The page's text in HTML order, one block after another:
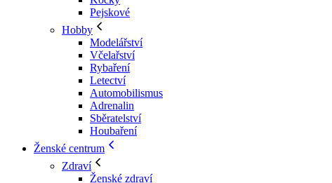
Pejskové
Hobby
Modelářství
Včelařství
Rybaření
Letectví
Automobilismus
Adrenalin
Sběratelství
Houbaření
Ženské centrum
Zdraví
Ženské zdraví